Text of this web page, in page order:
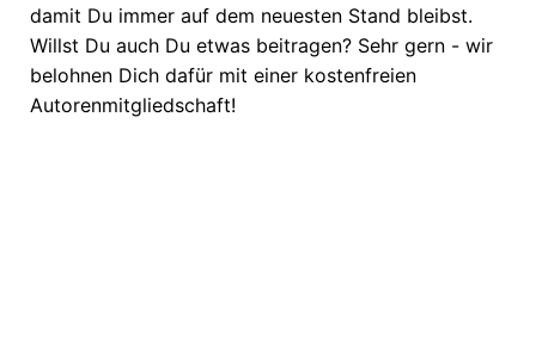
damit Du immer auf dem neuesten Stand bleibst.
Willst Du auch Du etwas beitragen? Sehr gern - wir
belohnen Dich dafür mit einer kostenfreien
Autorenmitgliedschaft!